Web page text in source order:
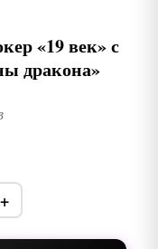
«19 век» с
дракона»
+